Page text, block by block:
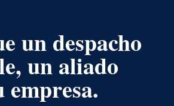
un despacho
un aliado